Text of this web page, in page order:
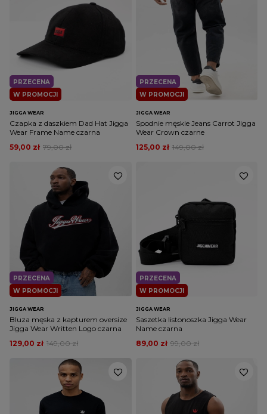
W PROMOCJI
PRZECENA
JIGGA WEAR
Czapka z daszkiem Dad Hat Jigga
Wear Frame Name czarna
79,00 zł
59,00 zł
W PROMOCJI
PRZECENA
JIGGA WEAR
Spodnie męskie Jeans Carrot Jigga
Wear Crown czarne
149,00 zł
125,00 zł
W PROMOCJI
PRZECENA
JIGGA WEAR
Bluza męska z kapturem oversize
Jigga Wear Written Logo czarna
149,00 zł
129,00 zł
W PROMOCJI
PRZECENA
JIGGA WEAR
Saszetka listonoszka Jigga Wear
Name czarna
99,00 zł
89,00 zł